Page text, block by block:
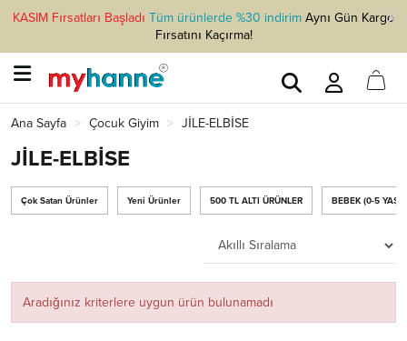
KASIM Fırsatları Başladı Tüm ürünlerde %30 indirimAynı Gün Kargo
Fırsatını Kaçırma!
Ana Sayfa Çocuk Giyim JİLE-ELBİSE
JİLE-ELBİSE
Çok Satan Ürünler Yeni Ürünler 500 TL ALTI ÜRÜNLER BEBEK (0-5 YAŞ)
Aradığınız kriterlere uygun ürün bulunamadı